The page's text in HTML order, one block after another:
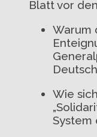
Blatt vor
Warum
Wie
System